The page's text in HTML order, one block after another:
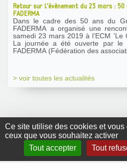
Ce site utilise des cookies et
ceux que vous souhaitez activer
Tout accepter
Tout
Retour sur l’évènement du 23 mars :
FADERMA
Dans le cadre des 50 ans du
FADERMA a organisé une
samedi 23 mars 2019 à l’ECM ’Le
La journée a été ouverte par le
FADERMA (Fédération des
> voir toutes les actualités
2010 |RSS|Plan du site|